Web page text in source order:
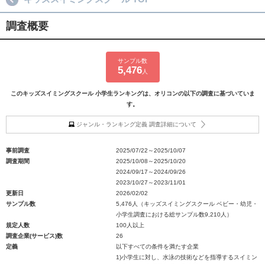
調査概要
サンプル数
5,476人
このキッズスイミングスクール 小学生ランキングは、オリコンの以下の調査に基づいていま
す。
ジャンル・ランキング定義 調査詳細について
事前調査
2025/07/22～2025/10/07
調査期間
2025/10/08～2025/10/20
2024/09/17～2024/09/26
2023/10/27～2023/11/01
更新日
2026/02/02
サンプル数
5,476人（キッズスイミングスクール ベビー・幼児・
小学生調査における総サンプル数9,210人）
規定人数
100人以上
調査企業(サービス)数
26
定義
以下すべての条件を満たす企業
1)小学生に対し、水泳の技術などを指導するスイミン